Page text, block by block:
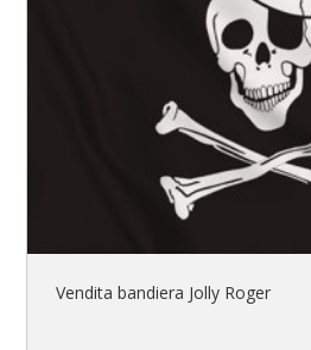
Vendita bandiera Jolly Roger